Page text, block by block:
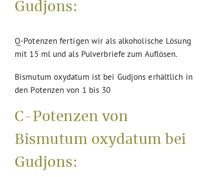
Gudjons:
Q-Potenzen fertigen wir als alkoholische Lösung
mit 15 ml und als Pulverbriefe zum Auflösen.
Bismutum oxydatum ist bei Gudjons erhältlich in
den Potenzen von 1 bis 30
C-Potenzen von
Bismutum oxydatum bei
Gudjons: